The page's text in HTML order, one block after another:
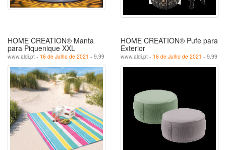
HOME CREATION® Manta
para Piquenique XXL
www.aldi.pt - 16 de Julho de 2021 - 9.99
HOME CREATION® Pufe para
Exterior
www.aldi.pt - 16 de Julho de 2021 - 9.99